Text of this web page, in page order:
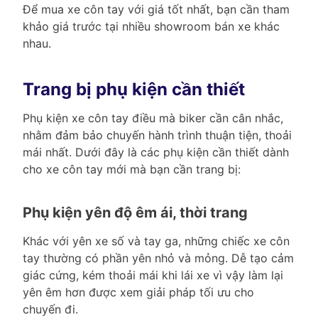
Để mua xe côn tay với giá tốt nhất, bạn cần tham
khảo giá trước tại nhiều showroom bán xe khác
nhau.
Trang bị phụ kiện cần thiết
Phụ kiện xe côn tay điều mà biker cần cân nhắc,
nhằm đảm bảo chuyến hành trình thuận tiện, thoải
mái nhất. Dưới đây là các phụ kiện cần thiết dành
cho xe côn tay mới mà bạn cần trang bị:
Phụ kiện yên độ êm ái, thời trang
Khác với yên xe số và tay ga, những chiếc xe côn
tay thường có phần yên nhỏ và mỏng. Dễ tạo cảm
giác cứng, kém thoải mái khi lái xe vì vậy làm lại
yên êm hơn được xem giải pháp tối ưu cho
chuyến đi.